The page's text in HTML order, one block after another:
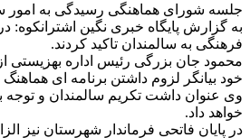
جلسه شورای هماهنگی رسیدگی به امور
به گزارش پایگاه خبری نگین
فرهنگی به سالمندان تاکید کردند.
محمود جان بزرگی رئیس اداره بهزیستی
خود بیانگر لزوم داشتن برنامه ای
وی عنوان داشت تکریم سالمندان و
خواهد داد.
در پایان فاتحی فرماندار شهرستان نیز